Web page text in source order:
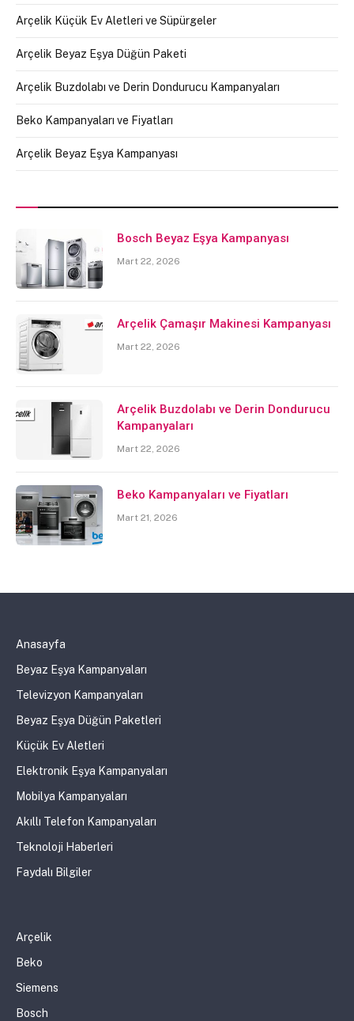
Arçelik Küçük Ev Aletleri ve Süpürgeler
Arçelik Beyaz Eşya Düğün Paketi
Arçelik Buzdolabı ve Derin Dondurucu Kampanyaları
Beko Kampanyaları ve Fiyatları
Arçelik Beyaz Eşya Kampanyası
Bosch Beyaz Eşya Kampanyası
Mart 22, 2026
Arçelik Çamaşır Makinesi Kampanyası
Mart 22, 2026
Arçelik Buzdolabı ve Derin Dondurucu
Kampanyaları
Mart 22, 2026
Beko Kampanyaları ve Fiyatları
Mart 21, 2026
Anasayfa
Beyaz Eşya Kampanyaları
Televizyon Kampanyaları
Beyaz Eşya Düğün Paketleri
Küçük Ev Aletleri
Elektronik Eşya Kampanyaları
Mobilya Kampanyaları
Akıllı Telefon Kampanyaları
Teknoloji Haberleri
Faydalı Bilgiler
Arçelik
Beko
Siemens
Bosch